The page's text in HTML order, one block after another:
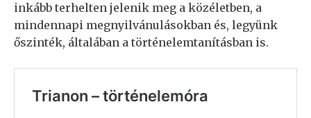
inkább terhelten jelenik meg a közéletben, a
mindennapi megnyilvánulásokban és, legyünk
őszinték, általában a történelemtanításban is.